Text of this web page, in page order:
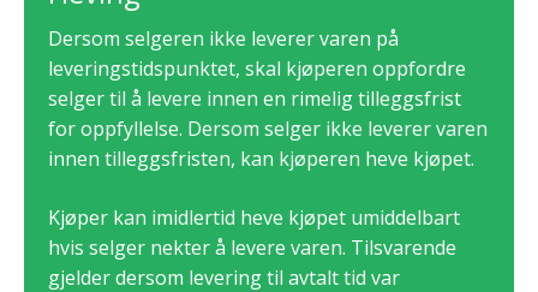
Dersom selgeren ikke leverer varen på
leveringstidspunktet, skal kjøperen oppfordre
selger til å levere innen en rimelig tilleggsfrist
for oppfyllelse. Dersom selger ikke leverer varen
innen tilleggsfristen, kan kjøperen heve kjøpet.
Kjøper kan imidlertid heve kjøpet umiddelbart
hvis selger nekter å levere varen. Tilsvarende
gjelder dersom levering til avtalt tid var